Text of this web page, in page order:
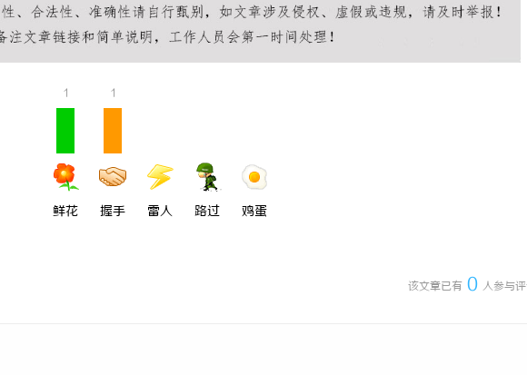
1
鲜花
1
握手 雷人 路过 鸡蛋
该文章已有 0 人参与